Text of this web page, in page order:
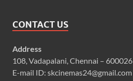
CONTACT US
Address
108, Vadapalani, Chennai – 600026
E-mail ID: skcinemas24@gmail.com